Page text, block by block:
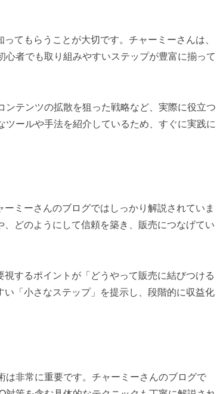
てもらうことが大切です。チャーミーさんは、
者でも取り組みやすいステップが豊富に揃って
テンツの拡散を狙った戦略など、実際に役立つ
ールや手法を紹介しているため、すぐに実践に
ミーさんのブログではしっかり解説されていま
どのようにして信頼を築き、販売につなげてい
するポイントが「どうやって販売に結びつける
「小さなステップ」を提示し、段階的に収益化
非常に重要です。チャーミーさんのブログで